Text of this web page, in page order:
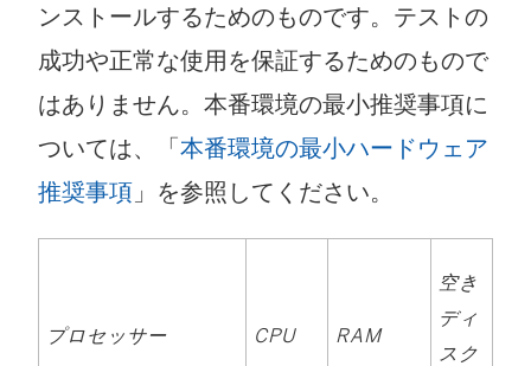
ンストールするためのものです。テストの
成功や正常な使用を保証するためのもので
はありません。本番環境の最小推奨事項に
ついては、「本番環境の最小ハードウェア
推奨事項 」を参照してください。
プロセッサー CPU RAM
空き
ディ
スク